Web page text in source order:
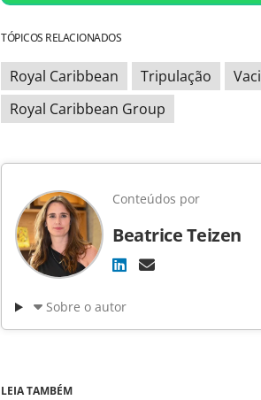
TÓPICOS RELACIONADOS
Royal Caribbean Tripulação
Royal Caribbean Group
Conteúdos por
Beatrice Teizen
Sobre o autor
LEIA TAMBÉM